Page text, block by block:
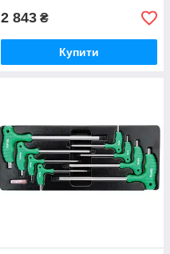
2 843 ₴
Купити